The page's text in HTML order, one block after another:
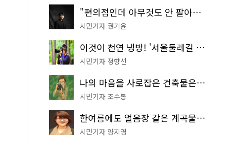
"편의점인데 아무것도 안 팔아요" 서울에서 가장 특별한 편의점의 정체
시민기자 권기윤
이것이 천연 냉방! '서울둘레길 9코스'로 숲속 피서 떠나볼까
시민기자 정향선
나의 마음을 사로잡은 건축물은? '서울시 건축상' 수상작 공개!
시민기자 조수봉
한여름에도 얼음장 같은 계곡물! 서울 '진관사 계곡'이 천국이네~
시민기자 양지영